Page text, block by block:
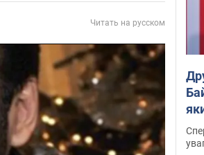
Читать на русском